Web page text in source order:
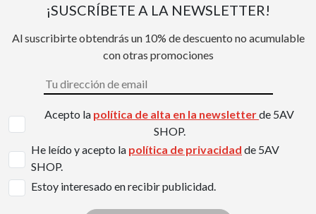
¡SUSCRÍBETE A LA NEWSLETTER!
Al suscribirte obtendrás un 10% de descuento no acumulable
con otras promociones
Acepto la política de alta en la newsletterde 5AV
SHOP.
He leído y acepto la política de privacidad de 5AV
SHOP.
Estoy interesado en recibir publicidad.